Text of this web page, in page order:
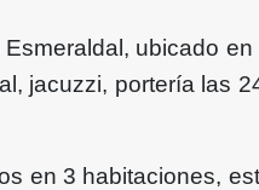
ubicado en
jacuzzi, portería las
en 3 habitaciones,